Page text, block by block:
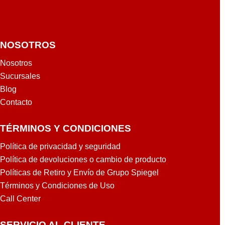
NOSOTROS
Nosotros
Sucursales
Blog
Contacto
TÉRMINOS Y CONDICIONES
Política de privacidad y seguridad
Política de devoluciones o cambio de producto
Políticas de Retiro y Envío de Grupo Spiegel
Términos y Condiciones de Uso
Call Center